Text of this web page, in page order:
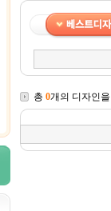
총 0개의 디자인